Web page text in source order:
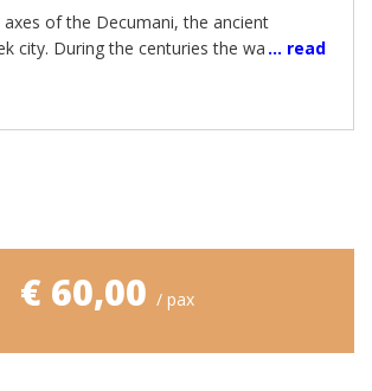
of the Decumani, the ancient
city. During the centuries the wa ... read
€ 60,00 / pax